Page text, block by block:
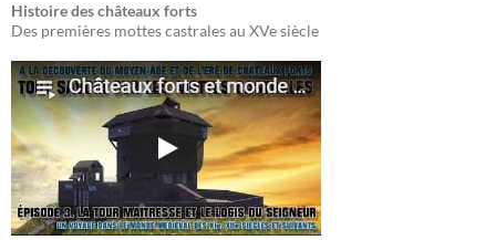
Histoire des châteaux forts
Des premières mottes castrales au XVe siècle